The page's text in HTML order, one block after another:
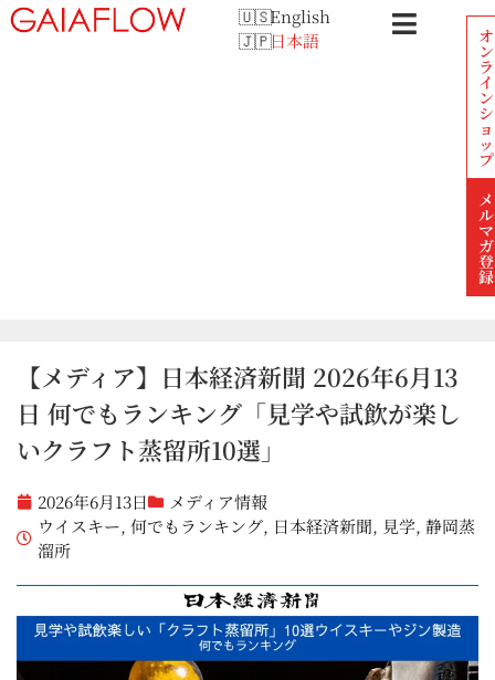
English
日本語
オ
ン
ラ
イ
ン
シ
ョ
ッ
プ
メ
ル
マ
ガ
登
録
【メディア】日本経済新聞 2026年6月13
日 何でもランキング「見学や試飲が楽し
いクラフト蒸留所10選」
2026年6月13日
メディア情報
ウイスキー, 何でもランキング, 日本経済新聞, 見学, 静岡蒸
溜所